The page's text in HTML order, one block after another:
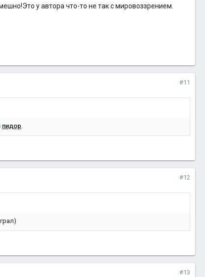
у автора что-то не так с мировоззрением.
#11
пидор
#12
#13